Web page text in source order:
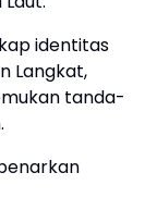
identitas
Langkat,
tanda-